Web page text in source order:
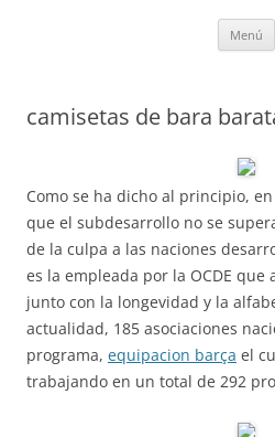
Menú
camisetas de bara
Como se ha dicho al principio,
que el subdesarrollo no se
de la culpa a las naciones
es la empleada por la OCDE
junto con la longevidad y la
actualidad, 185 asociaciones
programa, equipacion barça el
trabajando en un total de 292